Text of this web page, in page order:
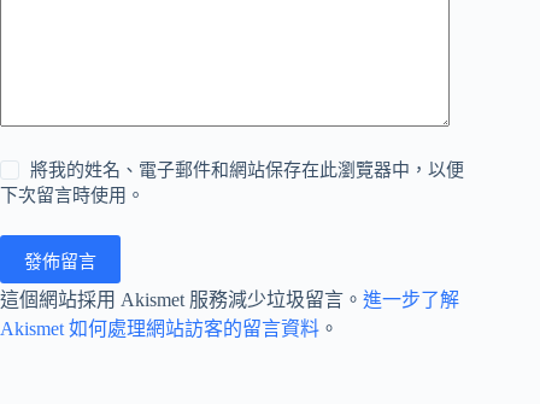
將我的姓名、電子郵件和網站保存在此瀏覽器中，以便
下次留言時使用。
發佈留言
這個網站採用 Akismet 服務減少垃圾留言。 進一步了解
Akismet 如何處理網站訪客的留言資料 。